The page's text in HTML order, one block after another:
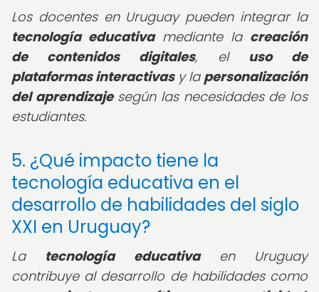
Los docentes en Uruguay pueden integrar la
tecnología educativamediante la creación
de contenidos digitales, el uso de
plataformas interactivasy la personalización
del aprendizajesegún las necesidades de los
estudiantes.
5. ¿Qué impacto tiene la
tecnología educativa en el
desarrollo de habilidades del siglo
XXI en Uruguay?
La tecnología educativaen Uruguay
contribuye al desarrollo de habilidades como